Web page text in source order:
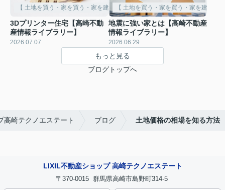
【 土地を買う・家を買う・家を建てる 】
3Dプリンター住宅【高崎不動
産情報ライブラリー】
2026.07.07
【 土地を買う・家を買う・家を建てる
地震に強い家とは【高崎不動産
情報ライブラリー】
2026.06.29
もっと見る
ブログトップへ
崎テクノエステート ブログ 土地価格の相場を知る方法
LIXIL不動産ショップ 高崎テクノエステート
〒370-0015 群馬県高崎市島野町314-5